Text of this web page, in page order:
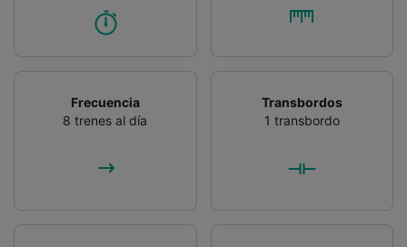
Frecuencia
8 trenes al día
Transbordos
1 transbordo